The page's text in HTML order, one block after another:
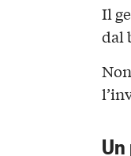
Il
dal